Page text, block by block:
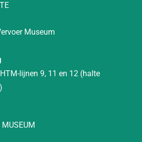
Museum
lijnen 9, 11 en 12 (halte